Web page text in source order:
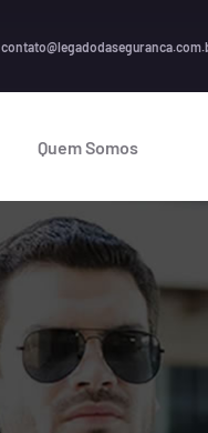
Quem Somos